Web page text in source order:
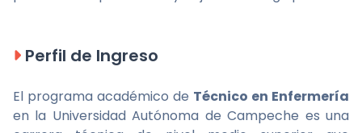
Perfil de Ingreso
El programa académico de Técnico en Enfermería
en la Universidad Autónoma de Campeche es una